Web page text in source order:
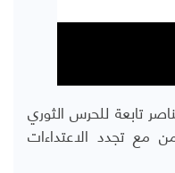
تابعة للحرس الثوري
مع تجدد الاعتداءات